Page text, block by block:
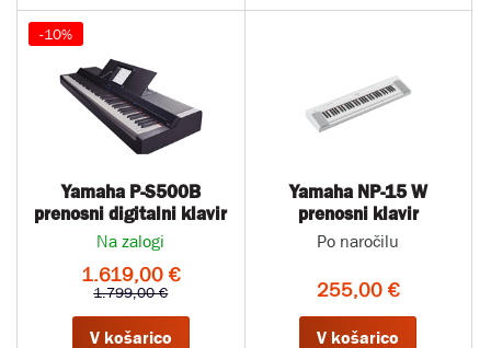
Yamaha P-S500B
prenosni digitalni klavir
Na zalogi
1.619,00 €
1.799,00 €
V košarico
-10%
Yamaha NP-15 W
prenosni klavir
Po naročilu
255,00 €
V košarico